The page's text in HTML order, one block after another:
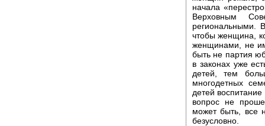
начала
Верховным
региональными.
чтобы женщина,
женщинами, не
быть не партия
в законах уже
детей, тем
многодетных
детей
вопрос не
может быть, все
безусловно.